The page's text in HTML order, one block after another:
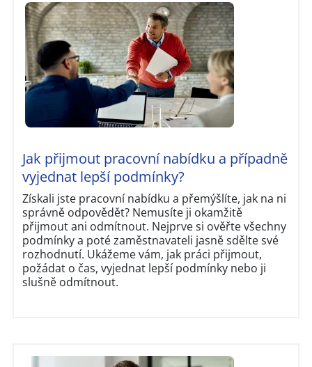
Jak přijmout pracovní nabídku a případně
vyjednat lepší podmínky?
Získali jste pracovní nabídku a přemýšlíte, jak na ni
správně odpovědět? Nemusíte ji okamžitě
přijmout ani odmítnout. Nejprve si ověřte všechny
podmínky a poté zaměstnavateli jasně sdělte své
rozhodnutí. Ukážeme vám, jak práci přijmout,
požádat o čas, vyjednat lepší podmínky nebo ji
slušně odmítnout.